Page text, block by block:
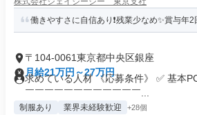
働きやすさに自信あり❗残業少なめ✨賞与年
〒104-0061東京都中央区銀座
月給21万円～27万円
求めている人材 《応募条件》 ✅ 基本
￣￣￣￣￣￣￣￣￣￣￣￣...
制服あり 業界未経験歓迎 +28個